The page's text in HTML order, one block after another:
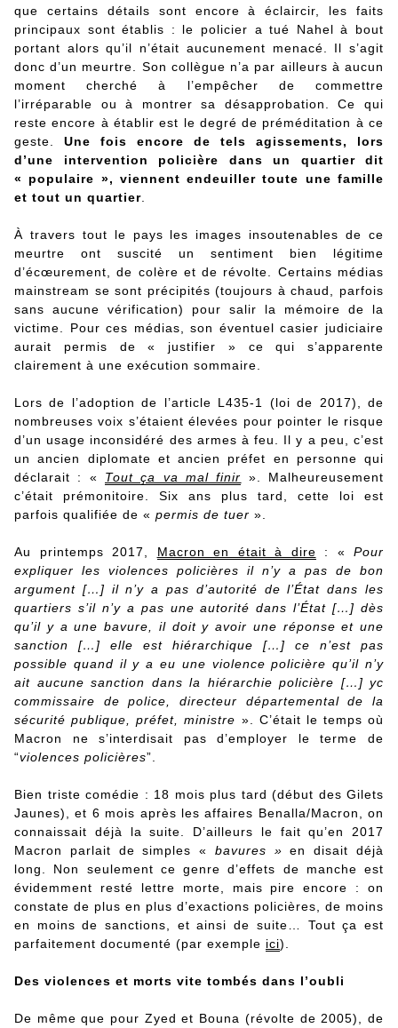
que certains détails sont encore à éclaircir, les faits
principaux sont établis : le policier a tué Nahel à bout
portant alors qu’il n’était aucunement menacé. Il s’agit
donc d’un meurtre. Son collègue n’a par ailleurs à aucun
moment cherché à l’empêcher de commettre
l’irréparable ou à montrer sa désapprobation. Ce qui
reste encore à établir est le degré de préméditation à ce
geste. Une fois encore de tels agissements, lors
d’une intervention policière dans un quartier dit
« populaire », viennent endeuiller toute une famille
et tout un quartier
À travers tout le pays les images insoutenables de ce
meurtre ont suscité un sentiment bien légitime
d’écœurement, de colère et de révolte. Certains médias
mainstream se sont précipités (toujours à chaud, parfois
sans aucune vérification) pour salir la mémoire de la
victime. Pour ces médias, son éventuel casier judiciaire
aurait permis de « justifier » ce qui s’apparente
clairement à une exécution sommaire.
Lors de l’adoption de l’article L435-1 (loi de 2017), de
nombreuses voix s’étaient élevées pour pointer le risque
d’un usage inconsidéré des armes à feu. Il y a peu, c’est
un ancien diplomate et ancien préfet en personne qui
déclarait : « Tout ça va mal finir ». Malheureusement
c’était prémonitoire. Six ans plus tard, cette loi est
parfois qualifiée de « permis de tuer ».
Au printemps 2017, Macron en était à dire : « Pour
expliquer les violences policières il n’y a pas de bon
argument […] il n’y a pas d’autorité de l’État dans les
quartiers s’il n’y a pas une autorité dans l’État […] dès
qu’il y a une bavure, il doit y avoir une réponse et une
sanction […] elle est hiérarchique […] ce n’est pas
possible quand il y a eu une violence policière qu’il n’y
ait aucune sanction dans la hiérarchie policière […] yc
commissaire de police, directeur départemental de la
sécurité publique, préfet, ministre ». C’était le temps où
Macron ne s’interdisait pas d’employer le terme de
“violences policières”.
Bien triste comédie : 18 mois plus tard (début des Gilets
Jaunes), et 6 mois après les affaires Benalla/Macron, on
connaissait déjà la suite. D’ailleurs le fait qu’en 2017
Macron parlait de simples « bavures » en disait déjà
long. Non seulement ce genre d’effets de manche est
évidemment resté lettre morte, mais pire encore : on
constate de plus en plus d’exactions policières, de moins
en moins de sanctions, et ainsi de suite… Tout ça est
parfaitement documenté (par exemple ici).
Des violences et morts vite tombés dans l’oubli
De même que pour Zyed et Bouna (révolte de 2005), de